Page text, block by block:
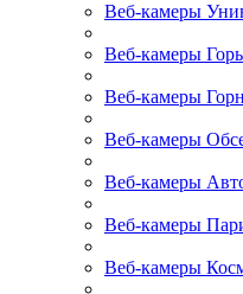
Веб-камеры
Веб-камеры
Веб-камеры
Веб-камеры
Веб-камеры
Веб-камеры
Веб-камеры